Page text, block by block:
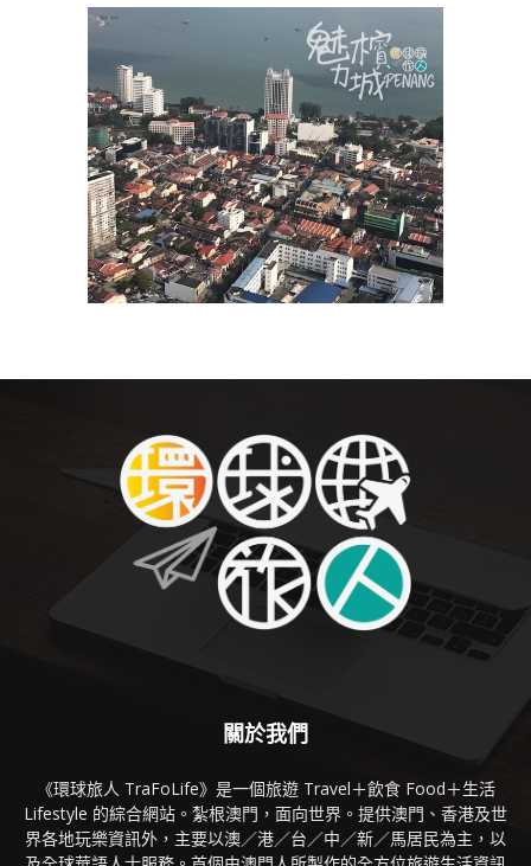
關於我們
《環球旅人 TraFoLife》是一個旅遊 Travel＋飲食 Food＋生活
Lifestyle 的綜合網站。紮根澳門，面向世界。提供澳門、香港及世
界各地玩樂資訊外，主要以澳／港／台／中／新／馬居民為主，以